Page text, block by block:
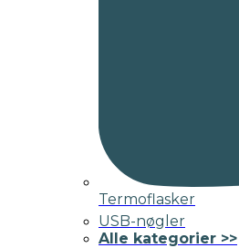
Termoflasker
USB-nøgler
Alle kategorier >>